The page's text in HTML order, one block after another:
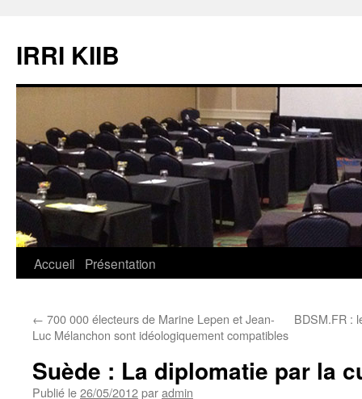
contenu
IRRI KIIB
Accueil Présentation
← 700 000 électeurs de Marine Lepen et Jean-
Luc Mélanchon sont idéologiquement compatibles
BDSM.FR :
Suède : La diplomatie par la
Publié le26/05/2012paradmin